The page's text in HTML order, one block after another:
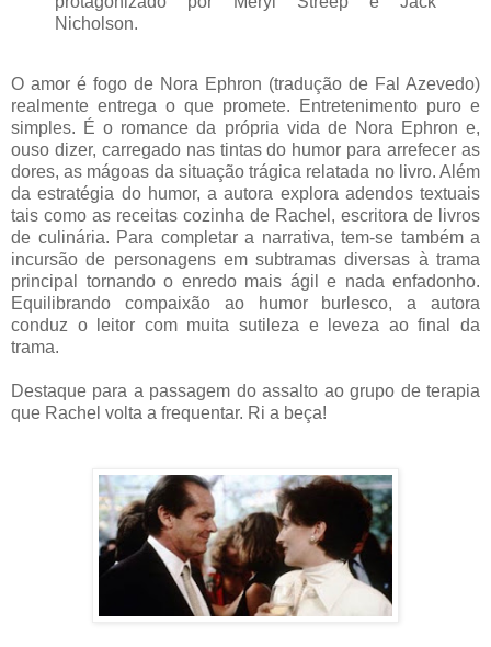
Nicholson.
O amor é fogo de Nora Ephron (tradução de Fal Azevedo)
realmente entrega o que promete. Entretenimento puro e
simples. É o romance da própria vida de Nora Ephron e,
ouso dizer, carregado nas tintas do humor para arrefecer as
dores, as mágoas da situação trágica relatada no livro. Além
da estratégia do humor, a autora explora adendos textuais
tais como as receitas cozinha de Rachel, escritora de livros
de culinária. Para completar a narrativa, tem-se também a
incursão de personagens em subtramas diversas à trama
principal tornando o enredo mais ágil e nada enfadonho.
Equilibrando compaixão ao humor burlesco, a autora
conduz o leitor com muita sutileza e leveza ao final da
trama.
Destaque para a passagem do assalto ao grupo de terapia
que Rachel volta a frequentar. Ri a beça!